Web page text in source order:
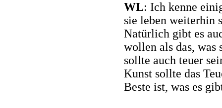
WL: Ich kenne
sie leben weiterhin
Natürlich gibt es
wollen als das, was
sollte auch teuer
Kunst sollte das
Beste ist, was es